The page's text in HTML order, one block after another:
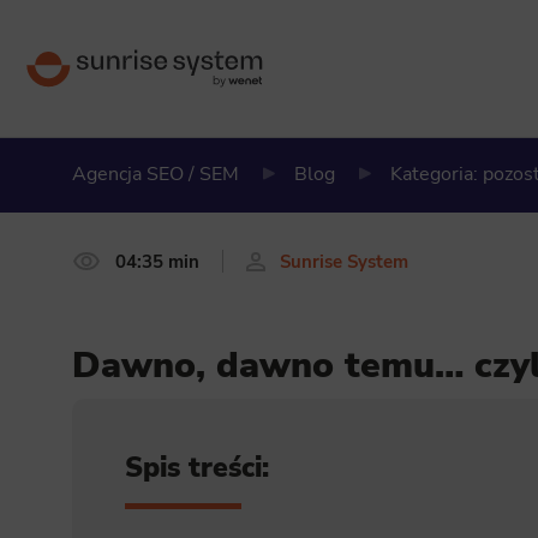
Agencja SEO / SEM Blog Kategoria:
04:35 min Sunrise System
Dawno, dawno temu…
Spis treści: